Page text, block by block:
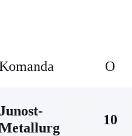
O
Junost-
10